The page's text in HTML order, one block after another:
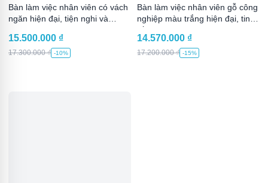
Bàn làm việc nhân viên có vách
ngăn hiện đại, tiện nghi và
15.500.000 ₫
17.300.000₫ -10%
Bàn làm việc nhân viên gỗ công
nghiệp màu trắng hiện đại, tinh
tế
14.570.000 ₫
17.200.000₫ -15%